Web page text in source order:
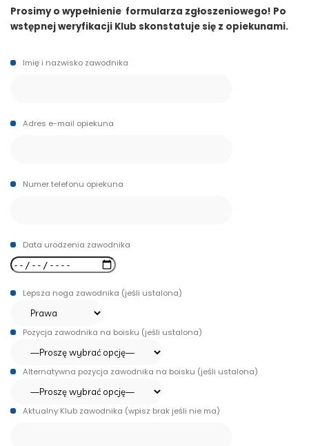
Prosimy o wypełnienie formularza zgłoszeniowego! Po
wstępnej weryfikacji Klub skonstatuje się z opiekunami.
Imię i nazwisko zawodnika
Adres e-mail opiekuna
Numer telefonu opiekuna
Data urodzenia zawodnika
Lepsza noga zawodnika (jeśli ustalona)
Pozycja zawodnika na boisku (jeśli ustalona)
Alternatywna pozycja zawodnika na boisku (jeśli ustalona)
Aktualny Klub zawodnika (wpisz brak jeśli nie ma)